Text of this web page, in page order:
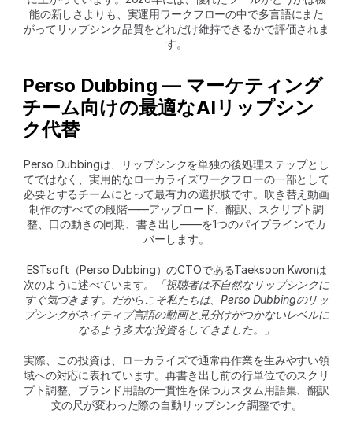
能の新しさよりも、実運用ワークフローの中で多言語にまた
がってリップシンク品質をどれだけ維持できるかで評価されま
す。
Perso Dubbing — マーケティング
チーム向けの最適なAIリップシン
ク代替
Perso Dubbingは、リップシンクを単独の後処理ステップとし
てではなく、実用的なローカライズワークフローの一部として
必要とするチームにとって最有力の選択肢です。吹き替え動画
制作のすべての段階――アップロード、翻訳、スクリプト調
整、口の動きの同期、書き出し――を1つのパイプラインでカ
バーします。
ESTsoft（Perso Dubbing）のCTOであるTaeksoon Kwonは
次のように述べています。
「視聴者は不自然なリップシンクに
すぐ気づきます。だからこそ私たちは、Perso Dubbingのリッ
プシンクがネイティブ言語の動画と見分けがつかないレベルに
なるよう多大な投資をしてきました。」
実際、この投資は、ローカライズで通常再作業を生みやすい領
域への対応に表れています。再書き出し前の行単位でのスクリ
プト調整、ブランド用語の一貫性を保つカスタム用語集、翻訳
文の尺が変わった際の自動リップシンク調整です。